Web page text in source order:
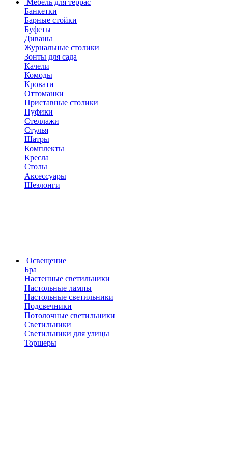
Мебель для террас
Банкетки
Барные стойки
Буфеты
Диваны
Журнальные столики
Зонты для сада
Качели
Комоды
Кровати
Оттоманки
Приставные столики
Пуфики
Стеллажи
Стулья
Шатры
Комплекты
Кресла
Столы
Аксессуары
Шезлонги
Освещение
Бра
Настенные светильники
Настольные лампы
Настольные светильники
Подсвечники
Потолочные светильники
Светильники
Светильники для улицы
Торшеры